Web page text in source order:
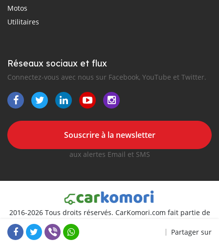
Partager sur
Motos
Utilitaires
Réseaux sociaux et flux
Connectez-vous avec nous sur Facebook, YouTube et Twitter.
Souscrire à la newsletter
aux alertes Email et SMS
2016-2026 Tous droits réservés. CarKomori.com fait partie de
, premiers sites d'annonces automobiles en